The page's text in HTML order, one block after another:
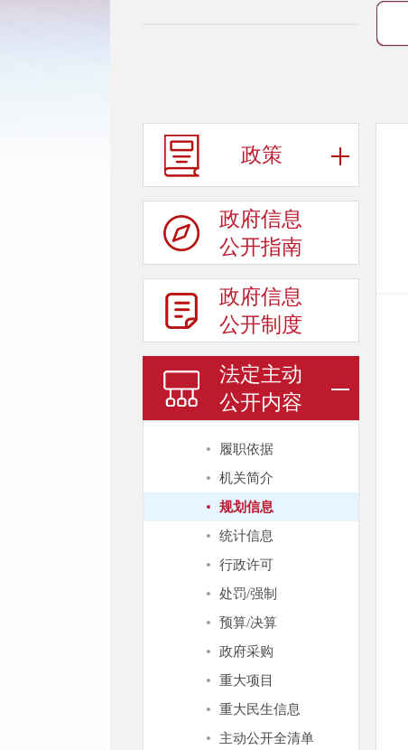
政策
政府信息
公开指南
政府信息
公开制度
法定主动
公开内容
履职依据
机关简介
规划信息
统计信息
行政许可
处罚/强制
预算/决算
政府采购
重大项目
重大民生信息
主动公开全清单